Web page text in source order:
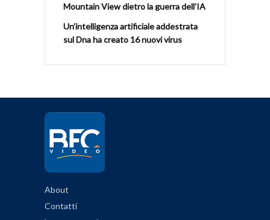
Mountain View dietro la guerra dell’IA
Un’intelligenza artificiale addestrata
sul Dna ha creato 16 nuovi virus
About
Contatti